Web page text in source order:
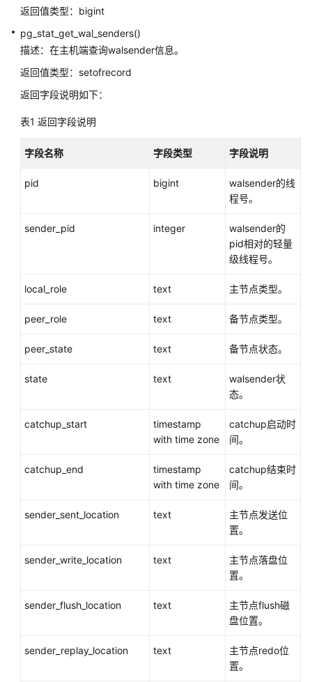
开
发
南
（分
式
3.x）
南
_V2.0-
数
安
数
使
门
返回值类型：bigint
pg_stat_get_wal_senders()
描述：在主机端查询walsender信息。
返回值类型：setofrecord
返回字段说明如下：
表1 返回字段说明
字段名称 字段类型 字段说明
pid bigint
walsender的线
程号。
sender_pid integer
walsender的
pid相对的轻量
级线程号。
local_role text 主节点类型。
peer_role text 备节点类型。
peer_state text 备节点状态。
state text
walsender状
态。
catchup_start
timestamp
with time zone
catchup启动时
间。
catchup_end
timestamp
with time zone
catchup结束时
间。
sender_sent_location text
主节点发送位
置。
sender_write_location text
主节点落盘位
置。
sender_flush_location text
主节点flush磁
盘位置。
sender_replay_location text
主节点redo位
置。